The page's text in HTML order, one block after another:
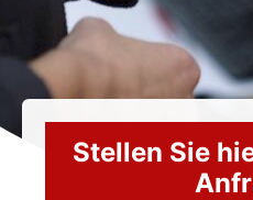
Stellen Sie